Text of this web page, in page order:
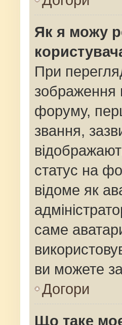
Як я можу
При
зображення
форуму,
звання,
статус на
відоме як
саме
ви можете
Догори
Що таке